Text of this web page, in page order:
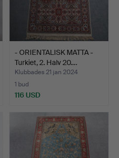
- ORIENTALISK MATTA -
Turkiet, 2. Halv 20.…
Klubbades 21 jan 2024
1 bud
116 USD